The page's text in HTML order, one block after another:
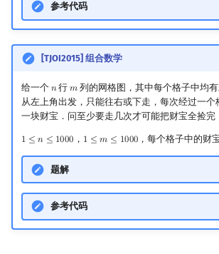
参考代码
[TJOI2015] 组合数学
给一个 𝑛
n行𝑚
m 列的网格图，其中每个格子中均
从左上角出发，只能往右或下走，每次经过一个
一块财宝．问至少要走几次才可能把财宝全捡完
1 ≤ 𝑛 ≤ 1000
1≤n ≤1000 ， 1 ≤ 𝑚 ≤ 1000
1≤m ≤1000 ，每个格子中的财
题解
参考代码